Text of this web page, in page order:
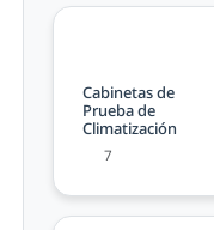
Cabinetas de
Prueba de
Climatización
7